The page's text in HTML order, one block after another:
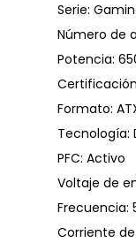
Serie:
Número de
Potencia:
Formato:
Tecnología:
PFC: Activo
Voltaje de
Frecuencia:
Corriente